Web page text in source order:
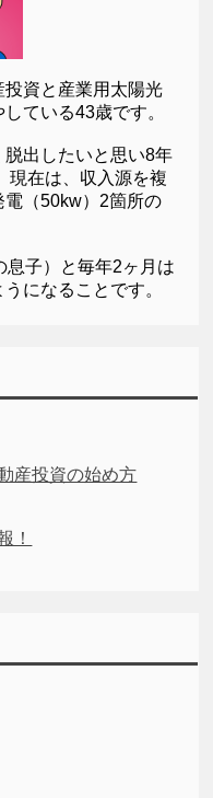
資と産業用太陽光
ている43歳です。
出したいと思い8年
現在は、収入源を複
（50kw）2箇所の
息子）と毎年2ヶ月は
になることです。
産投資の始め方
！